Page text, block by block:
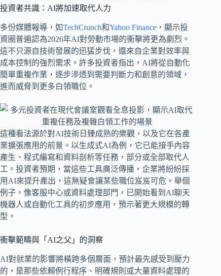
投資者共識：AI將加速取代人力
多份媒體報導，如TechCrunch和Yahoo Finance ，顯示投
資圈普遍認為2026年AI對勞動市場的衝擊將更為劇烈。
這不只源自技術發展的迅猛步伐，還來自企業對效率與
成本控制的強烈需求。許多投資者指出，AI將從自動化
簡單重複作業，逐步滲透到需要判斷力和創意的領域，
進而威脅到更多白領職位。
這種看法源於對AI技術日臻成熟的樂觀，以及它在各產
業擴張應用的前景。以生成式AI為例，它已能接手內容
產生、程式編寫和資料剖析等任務，部分或全部取代人
工。投資者預期，當這些工具廣泛傳播，企業將紛紛採
用AI來提升產出，這無疑會讓某些職位岌岌可危。舉個
例子，像客服中心或資料處理部門，已開始看到AI聊天
機器人或自動化工具的初步應用，預示著更大規模的轉
型。
衝擊範疇與「AI之父」的洞察
AI對就業的影響將橫跨多個層面，預計最先感受到壓力
的，是那些依賴例行程序、明確規則或大量資料處理的